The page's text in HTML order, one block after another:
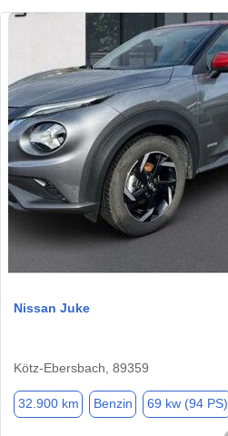
Nissan Juke
Kötz-Ebersbach, 89359
32.900 km Benzin 69 kw (94 PS)